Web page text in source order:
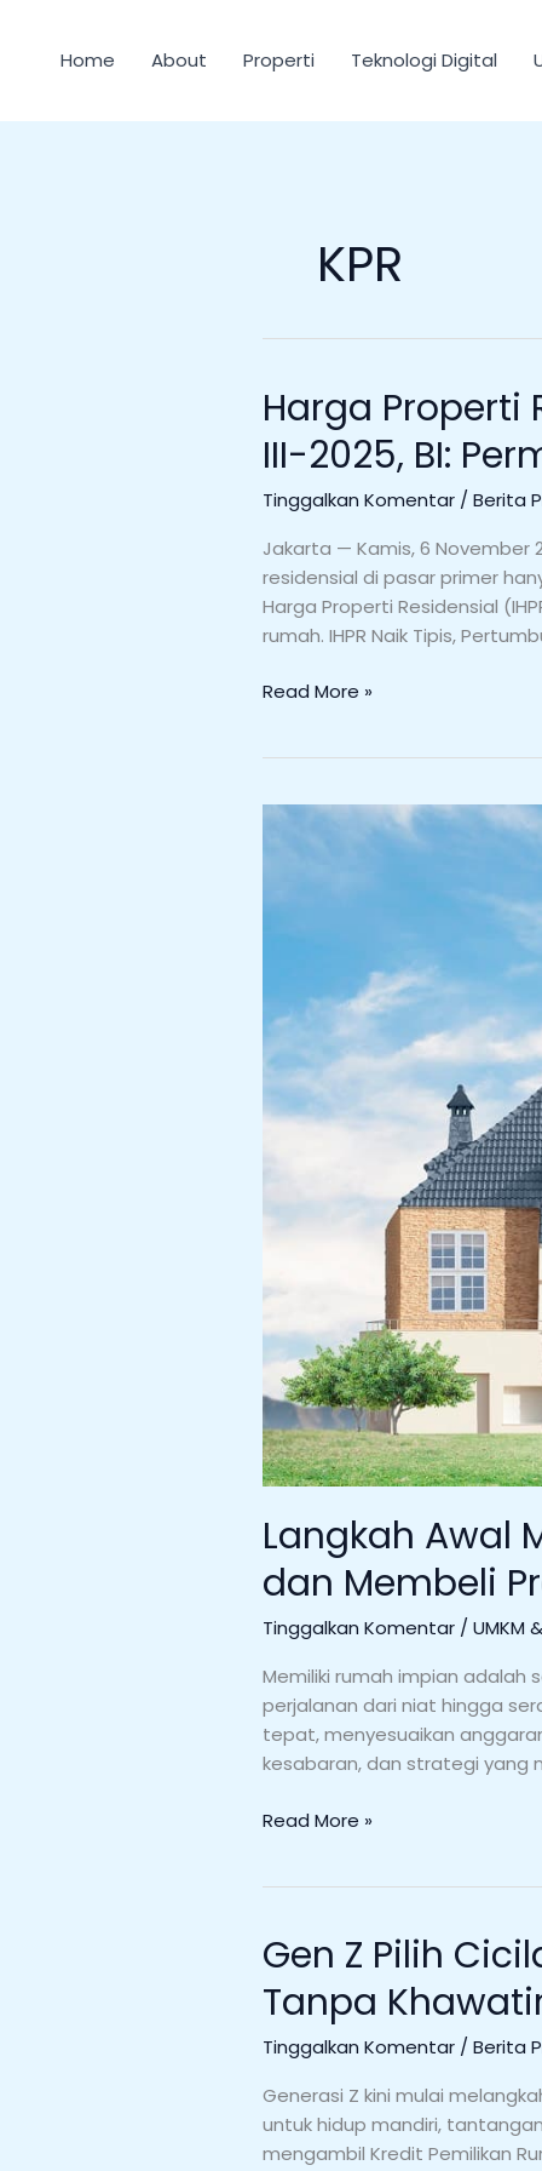
kontenHome About Properti Teknologi Digital
KPR
Harga Properti
III-2025, BI:
Tinggalkan Komentar /Berita
Jakarta — Kamis, 6 November
residensial di pasar primer
Harga Properti Residensial
rumah. IHPR Naik Tipis,
Harga
Properti
Residensial
Terbatas
pada
Triwulan
III-
2025,
Permintaan
Read More »
Langkah Awal
dan Membeli
Tinggalkan Komentar / UMKM
Memiliki rumah impian adalah
perjalanan dari niat hingga
tepat, menyesuaikan
kesabaran, dan strategi yang
Langkah
Rumah
Mencari
dan
Membeli
Properti
yang
Read More »
Gen Z Pilih
Tanpa
Tinggalkan Komentar / Berita
Generasi Z kini mulai
untuk hidup mandiri,
mengambil Kredit Pemilikan
Gen
Z
Pilih
Flat
untuk
Wujudkan
Rumah